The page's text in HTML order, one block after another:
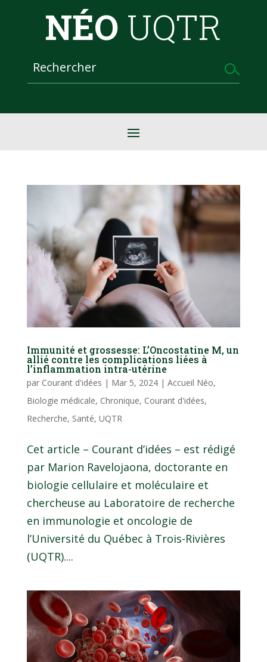
NÉO UQTR
Immunité et grossesse: L’Oncostatine M, un
allié contre les complications liées à
l’inflammation intra-utérine
par Courant d'idées | Mar 5, 2024| Accueil Néo,
Biologie médicale, Chronique, Courant d'idées,
Recherche, Santé, UQTR
Cet article – Courant d’idées – est rédigé
par Marion Ravelojaona, doctorante en
biologie cellulaire et moléculaire et
chercheuse au Laboratoire de recherche
en immunologie et oncologie de
l’Université du Québec à Trois-Rivières
(UQTR)....